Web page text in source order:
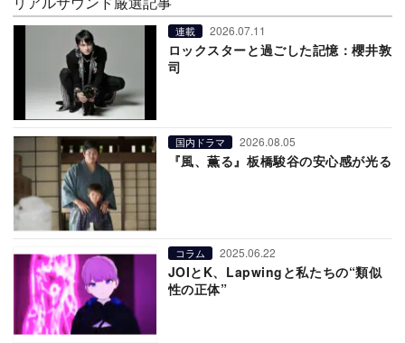
連載 2026.07.11
ロックスターと過ごした記憶：櫻井敦
司
国内ドラマ 2026.08.05
『風、薫る』板橋駿谷の安心感が光る
コラム 2025.06.22
JOIとK、Lapwingと私たちの“類似
性の正体”